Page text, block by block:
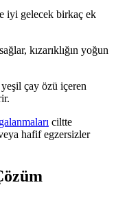
iyi gelecek birkaç ek
kızarıklığın yoğun
çay özü içeren
ciltte
hafif egzersizler